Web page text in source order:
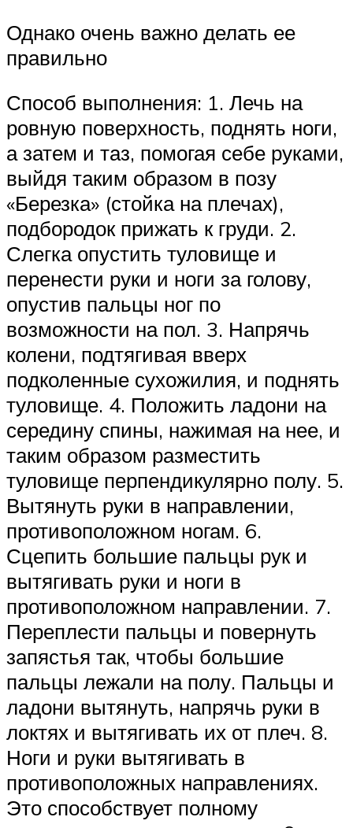
Однако очень важно делать ее
правильно
Способ выполнения: 1. Лечь на
ровную поверхность, поднять ноги,
а затем и таз, помогая себе руками,
выйдя таким образом в позу
«Березка» (стойка на плечах),
подбородок прижать к груди. 2.
Слегка опустить туловище и
перенести руки и ноги за голову,
опустив пальцы ног по
возможности на пол. 3. Напрячь
колени, подтягивая вверх
подколенные сухожилия, и поднять
туловище. 4. Положить ладони на
середину спины, нажимая на нее, и
таким образом разместить
туловище перпендикулярно полу. 5.
Вытянуть руки в направлении,
противоположном ногам. 6.
Сцепить большие пальцы рук и
вытягивать руки и ноги в
противоположном направлении. 7.
Переплести пальцы и повернуть
запястья так, чтобы большие
пальцы лежали на полу. Пальцы и
ладони вытянуть, напрячь руки в
локтях и вытягивать их от плеч. 8.
Ноги и руки вытягивать в
противоположных направлениях.
Это способствует полному